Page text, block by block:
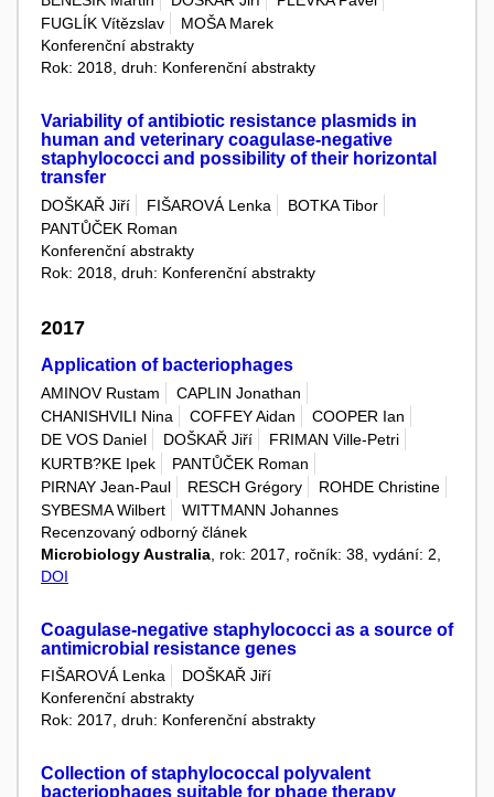
FUGLÍK Vítězslav
MOŠA Marek
Konferenční abstrakty
Rok: 2018, druh: Konferenční abstrakty
Variability of antibiotic resistance plasmids in
human and veterinary coagulase-negative
staphylococci and possibility of their horizontal
transfer
DOŠKAŘ Jiří FIŠAROVÁ Lenka
BOTKA Tibor
PANTŮČEK Roman
Konferenční abstrakty
Rok: 2018, druh: Konferenční abstrakty
2017
Application of bacteriophages
AMINOV Rustam
CAPLIN Jonathan
CHANISHVILI Nina
COFFEY Aidan
COOPER Ian
DE VOS Daniel
DOŠKAŘ Jiří
FRIMAN Ville-Petri
KURTB?KE Ipek
PANTŮČEK Roman
PIRNAY Jean-Paul
RESCH Grégory
ROHDE Christine
SYBESMA Wilbert
WITTMANN Johannes
Recenzovaný odborný článek
Microbiology Australia , rok: 2017, ročník: 38, vydání: 2,
DOI
Coagulase-negative staphylococci as a source of
antimicrobial resistance genes
FIŠAROVÁ Lenka
DOŠKAŘ Jiří
Konferenční abstrakty
Rok: 2017, druh: Konferenční abstrakty
Collection of staphylococcal polyvalent
bacteriophages suitable for phage therapy